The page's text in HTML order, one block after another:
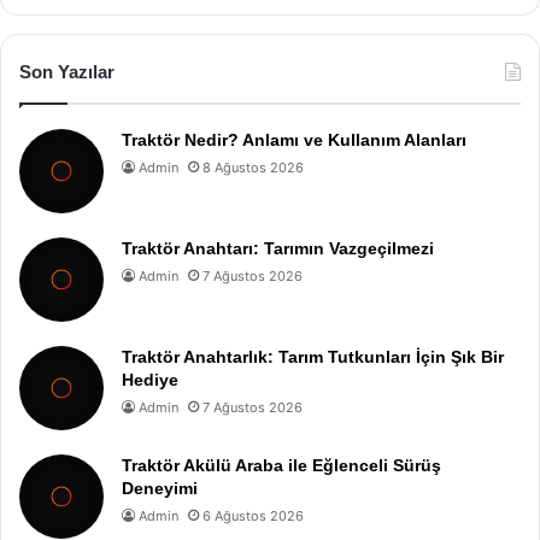
Son Yazılar
Traktör Nedir? Anlamı ve Kullanım Alanları
Admin 8 Ağustos 2026
Traktör Anahtarı: Tarımın Vazgeçilmezi
Admin 7 Ağustos 2026
Traktör Anahtarlık: Tarım Tutkunları İçin Şık Bir
Hediye
Admin 7 Ağustos 2026
Traktör Akülü Araba ile Eğlenceli Sürüş
Deneyimi
Admin 6 Ağustos 2026